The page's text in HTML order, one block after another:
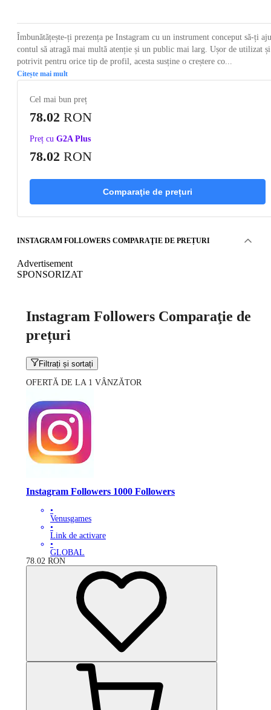
Îmbunătățește-ți prezența pe Instagram cu un instrument conceput să-ți
contul să atragă mai multă atenție și un public mai larg. Ușor de utilizat și
potrivit pentru orice tip de profil, acesta susține o creștere co...
Citește mai mult
Cel mai bun preț
78.02 RON
Preț cu G2A Plus
78.02 RON
Comparaţie de prețuri
INSTAGRAM FOLLOWERS COMPARAŢIE DE PREȚURI
Advertisement
SPONSORIZAT
Instagram Followers Comparaţie de
prețuri
Filtrați și sortați
OFERTĂ DE LA 1 VÂNZĂTOR
Instagram Followers 1000 Followers
•
Venusgames
•
Link de activare
•
GLOBAL
78.02 RON